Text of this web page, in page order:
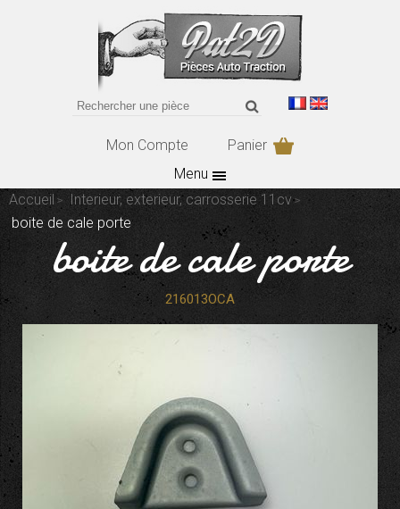
Mon Compte
Panier
Menu
Accueil
Interieur, exterieur, carrosserie 11cv
boite de cale porte
boite de cale porte
216013OCA